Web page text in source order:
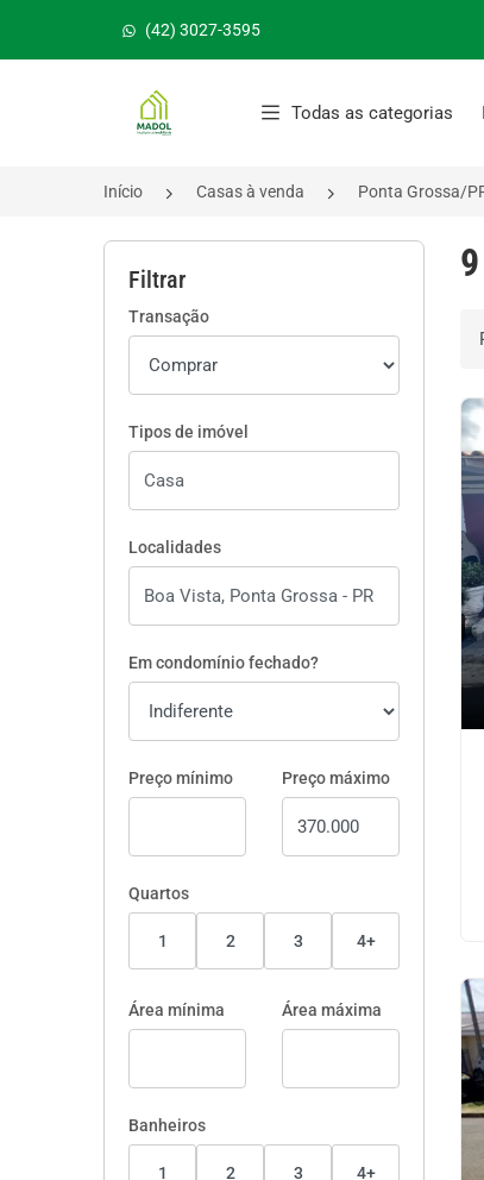
(42) 3027-3595
Página inicial
Todas as categorias
Início Casas à venda Ponta Grossa/
Filtrar
Transação
Tipos de imóvel
Localidades
Em condomínio fechado?
Preço mínimo Preço máximo
Quartos
1 2 3 4+
Área mínima Área máxima
Banheiros
1 2 3 4+